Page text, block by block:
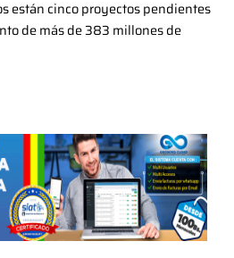
están cinco proyectos pendientes
de más de 383 millones de